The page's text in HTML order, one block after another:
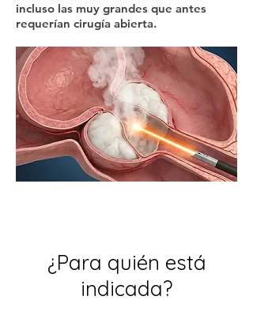
incluso las muy grandes que antes
requerían cirugía abierta.
¿Para quién está
indicada?